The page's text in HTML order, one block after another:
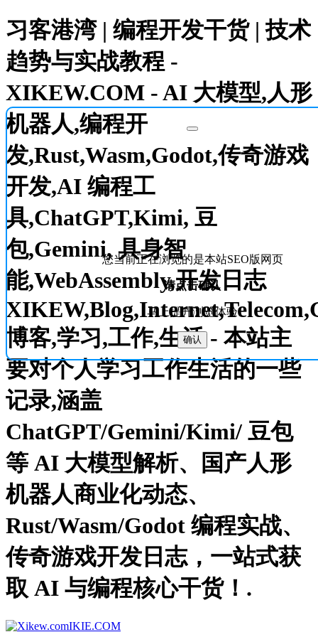
习客港湾 | 编程开发干货 | 技术
趋势与实战教程 -
XIKEW.COM - AI 大模型,人形
机器人,编程开
发,Rust,Wasm,Godot,传奇游戏
开发,AI 编程工
具,ChatGPT,Kimi, 豆
包,Gemini, 具身智
能,WebAssembly,开发日志
博客,学习,工作,生活 - 本站主
要对个人学习工作生活的一些
记录,涵盖
ChatGPT/Gemini/Kimi/ 豆包
等 AI 大模型解析、国产人形
机器人商业化动态、
Rust/Wasm/Godot 编程实战、
传奇游戏开发日志，一站式获
取 AI 与编程核心干货！.
您当前正在浏览的是本站SEO版网页
请点击确认
马上提升浏览体验
确认
IKIE.COM